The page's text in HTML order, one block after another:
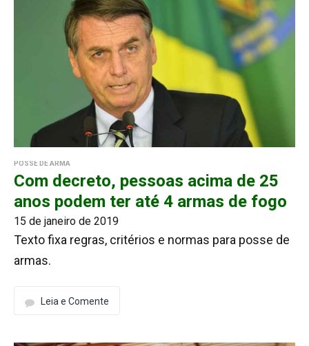
POSSE DE ARMA
Com decreto, pessoas acima de 25
anos podem ter até 4 armas de fogo
15 de janeiro de 2019
Texto fixa regras, critérios e normas para posse de
armas.
Leia e Comente